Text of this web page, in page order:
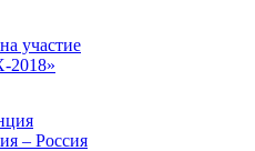
участие
2018»
– Россия